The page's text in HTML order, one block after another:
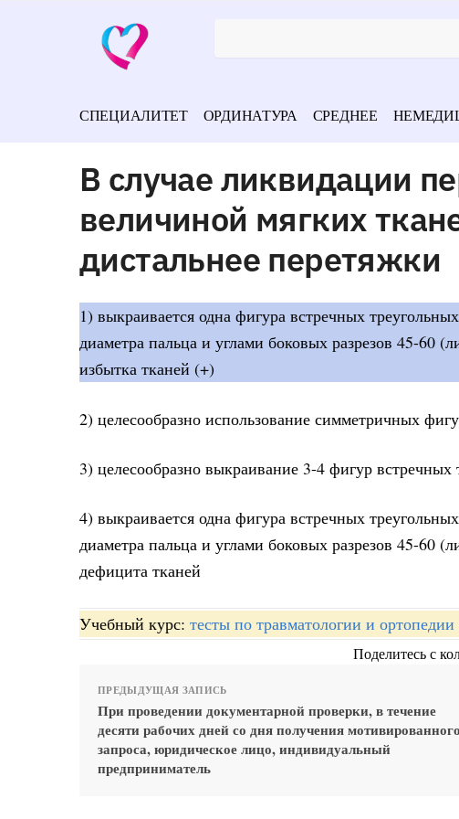
СПЕЦИАЛИТЕТ ОРДИНАТУРА СРЕДНЕЕ
В случае ликвидации
величиной мягких
дистальнее перетяжки
1) выкраивается одна фигура встречных
диаметра пальца и углами боковых разрезов 45-60
избытка тканей (+)
2) целесообразно использование симметричных
3) целесообразно выкраивание 3-4 фигур
4) выкраивается одна фигура встречных
диаметра пальца и углами боковых разрезов 45-60
дефицита тканей
Учебный курс: тесты по травматологии и ортопедии
Поделитесь с
ПРЕДЫДУЩАЯ ЗАПИСЬ
При проведении документарной проверки, в течение
десяти рабочих дней со дня получения мотивированного
запроса, юридическое лицо, индивидуальный
предприниматель